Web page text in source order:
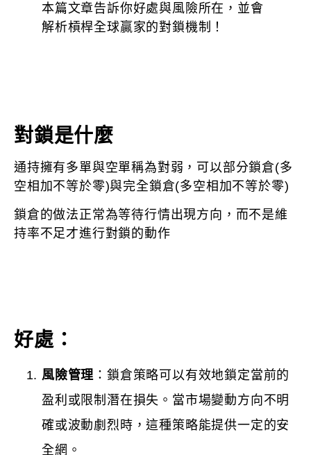
本篇文章告訴你好處與風險所在，並會
解析槓桿全球贏家的對鎖機制！
對鎖是什麼
通持擁有多單與空單稱為對弱，可以部分鎖倉(多
空相加不等於零)與完全鎖倉(多空相加不等於零)
鎖倉的做法正常為等待行情出現方向，而不是維
持率不足才進行對鎖的動作
好處：
風險管理 ：鎖倉策略可以有效地鎖定當前的
盈利或限制潛在損失。當市場變動方向不明
確或波動劇烈時，這種策略能提供一定的安
全網。